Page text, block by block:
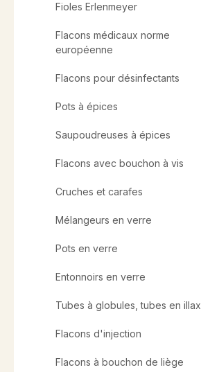
Fioles Erlenmeyer
Flacons médicaux norme
européenne
Flacons pour désinfectants
Pots à épices
Saupoudreuses à épices
Flacons avec bouchon à vis
Cruches et carafes
Mélangeurs en verre
Pots en verre
Entonnoirs en verre
Tubes à globules, tubes en illax
Flacons d'injection
Flacons à bouchon de liège